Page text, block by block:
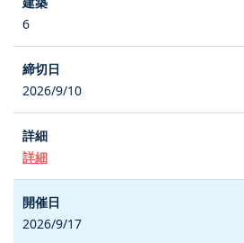
6
2026/9/10
詳細
2026/9/17